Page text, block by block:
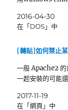
2016-04-30
在「DOS」中
[轉貼]如何禁止
一般 Apache2
一起安裝的可能
2017-11-19
在「網頁」中